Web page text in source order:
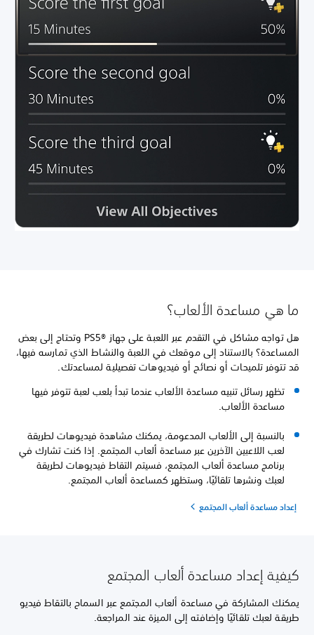
ما هي مساعدة الألعاب؟
هل تواجه مشاكل في التقدم عبر اللعبة على جهاز PS5®‎ وتحتاج إلى بعض
المساعدة؟ بالاستناد إلى موقعك في اللعبة والنشاط الذي تمارسه فيها،
قد تتوفر تلميحات أو نصائح أو فيديوهات تفصيلية لمساعدتك.
تظهر رسائل تنبيه مساعدة الألعاب عندما تبدأ بلعب لعبة تتوفر فيها
مساعدة الألعاب.
بالنسبة إلى الألعاب المدعومة، يمكنك مشاهدة فيديوهات لطريقة
لعب اللاعبين الآخرين عبر مساعدة ألعاب المجتمع. إذا كنت تشارك في
برنامج مساعدة ألعاب المجتمع، فسيتم التقاط فيديوهات لطريقة
لعبك ونشرها تلقائيًا، وستظهر كمساعدة ألعاب المجتمع.
إعداد مساعدة ألعاب المجتمع
كيفية إعداد مساعدة ألعاب المجتمع
يمكنك المشاركة في مساعدة ألعاب المجتمع عبر السماح بالتقاط فيديو
طريقة لعبك تلقائيًا وإضافته إلى الميزة عند المراجعة.